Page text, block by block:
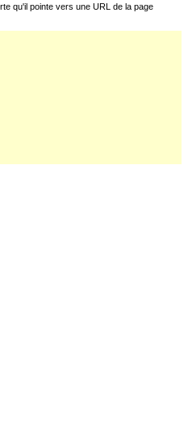
qu'il pointe vers une URL de la page